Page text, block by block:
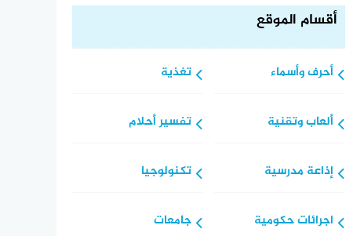
أقسام الموقع
أحرف وأسماء
ألعاب وتقنية
إذاعة مدرسية
اجرائات حكومية
تغذية
تفسير أحلام
تكنولوجيا
جامعات